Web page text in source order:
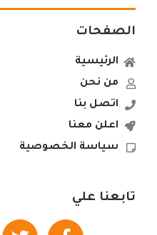
الصفحات
الرئيسية
من نحن
اتصل بنا
اعلن معنا
سياسة الخصوصية
تابعنا علي